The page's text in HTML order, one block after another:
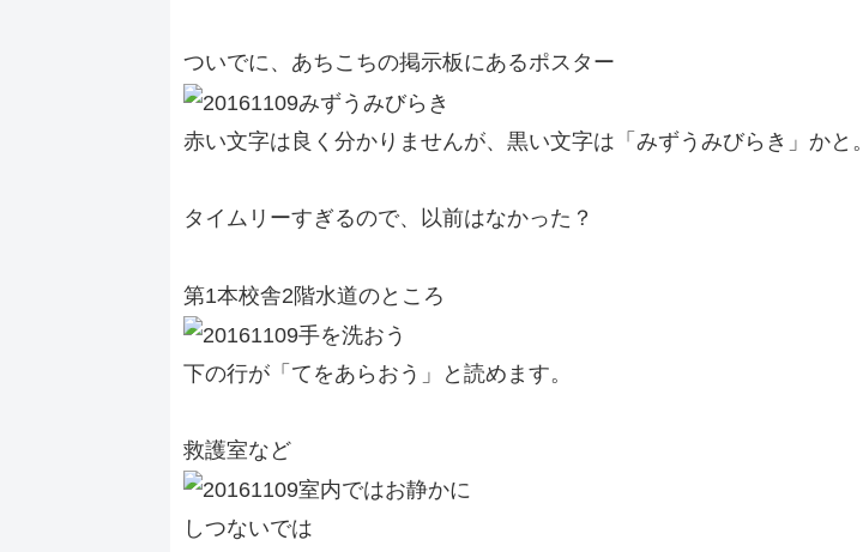
ついでに、あちこちの掲示板にあるポスター
赤い文字は良く分かりませんが、黒い文字は「みずうみびらき」かと。
タイムリーすぎるので、以前はなかった？
第1本校舎2階水道のところ
下の行が「てをあらおう」と読めます。
救護室など
しつないでは